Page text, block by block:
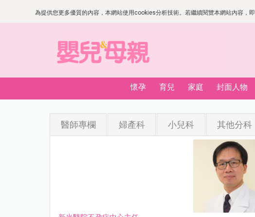
為提供您更多優質的內容，本網站使用cookies分析技術。若繼續閱覽本網站內容
懷孕 育兒 家庭 封面人物
醫師專欄 婦產科 小兒科 其他分科